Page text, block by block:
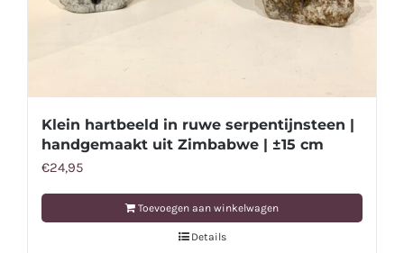
Klein hartbeeld in ruwe serpentijnsteen |
handgemaakt uit Zimbabwe | ±15 cm
€24,95
Toevoegen aan winkelwagen
Details